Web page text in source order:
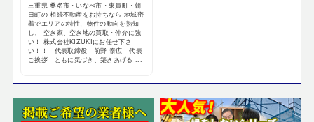
三重県 桑名市・いなべ市・東員町・朝
日町の 相続不動産をお持ちなら 地域密
着でエリアの特性、物件の動向を熟知
し、 空き家、空き地の買取・仲介に強
い！ 株式会社KIZUKIにお任せ下さ
い！！ 代表取締役 前野 泰広 代表
ご挨拶 ともに気づき、築きあげる ...